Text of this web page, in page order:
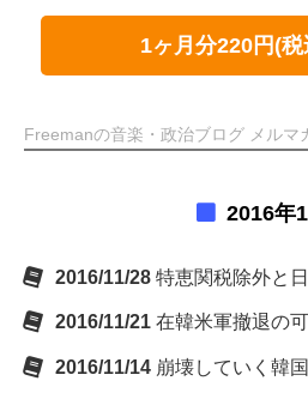
1ヶ月分220円(
Freemanの音楽・政治ブログ メルマ
2016年
2016/11/28 特恵関税除外と
2016/11/21 在韓米軍撤退の
2016/11/14 崩壊していく韓国